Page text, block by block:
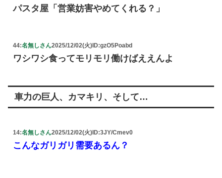
パスタ屋「営業妨害やめてくれる？」
44:名無しさん2025/12/02(火) ID:gzO5Poabd
ワシワシ食ってモリモリ働けばええんよ
車力の巨人、カマキリ、そして…
14:名無しさん2025/12/02(火) ID:3JY/Cmev0
こんなガリガリ需要あるん？